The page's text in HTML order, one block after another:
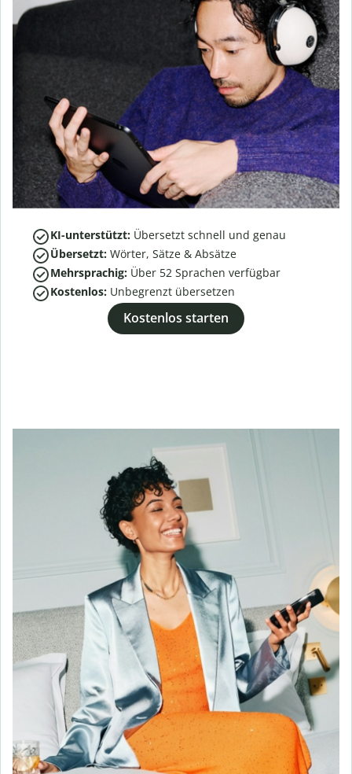
KI-unterstützt: Übersetzt schnell und genau
Übersetzt: Wörter, Sätze & Absätze
Mehrsprachig: Über 52 Sprachen verfügbar
Kostenlos: Unbegrenzt übersetzen
Kostenlos starten